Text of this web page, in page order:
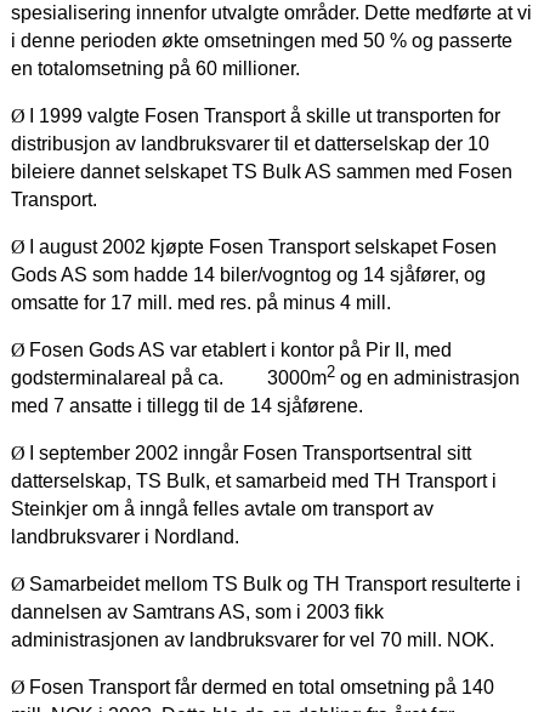
spesialisering innenfor utvalgte områder. Dette medførte at vi
i denne perioden økte omsetningen med 50 % og passerte
en totalomsetning på 60 millioner.
Ø
I 1999 valgte Fosen Transport å skille ut transporten for
distribusjon av landbruksvarer til et datterselskap der 10
bileiere dannet selskapet TS Bulk AS sammen med Fosen
Transport.
Ø
I august 2002 kjøpte Fosen Transport selskapet Fosen
Gods AS som hadde 14 biler/vogntog og 14 sjåfører, og
omsatte for 17 mill. med res. på minus 4 mill.
Ø Fosen Gods AS var etablert i kontor på Pir II, med
godsterminalareal på ca. 3000m2 og en administrasjon
med 7 ansatte i tillegg til de 14 sjåførene.
Ø
I september 2002 inngår Fosen Transportsentral sitt
datterselskap, TS Bulk, et samarbeid med TH Transport i
Steinkjer om å inngå felles avtale om transport av
landbruksvarer i Nordland.
Ø Samarbeidet mellom TS Bulk og TH Transport resulterte i
dannelsen av Samtrans AS, som i 2003 fikk
administrasjonen av landbruksvarer for vel 70 mill. NOK.
Ø Fosen Transport får dermed en total omsetning på 140